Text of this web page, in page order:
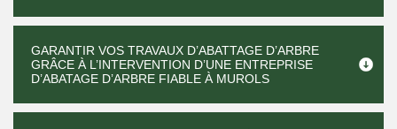
GARANTIR VOS TRAVAUX D’ABATTAGE D’ARBRE
GRÂCE À L’INTERVENTION D’UNE ENTREPRISE
D’ABATAGE D’ARBRE FIABLE À MUROLS